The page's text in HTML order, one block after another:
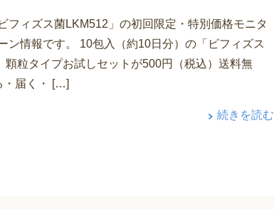
フィズス菌LKM512」の初回限定・特別価格モニタ
ン情報です。 10包入（約10日分）の「ビフィズス
顆粒タイプお試しセットが500円（税込）送料無
・届く・ […]
続きを読む